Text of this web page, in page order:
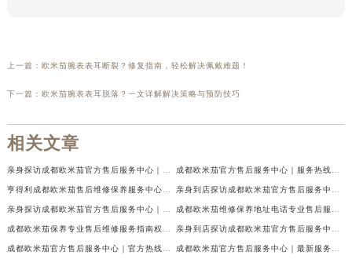
上一篇： 欧米茄腕表表耳断裂？修复指南，轻松解决佩戴难题！
下一篇： 欧米茄腕表表耳脱落？一文详解解决策略与预防技巧
相关文章